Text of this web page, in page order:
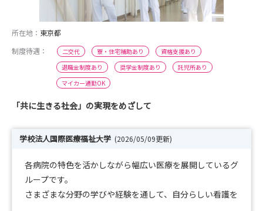
所在地： 東京都
制度待遇：
二交代 寮・住宅補助あり
資格支援あり
退職金制度あり
奨学金制度あり
託児所あり
マイカー通勤OK
「共に生きる社会」の実現をめざして
学校法人国際医療福祉大学 (2026/05/09更新)
各病院の特色を活かしながら幅広い医療を展開しているグ
ループです。
さまざまな分野の学びや経験を通して、自分らしい看護を